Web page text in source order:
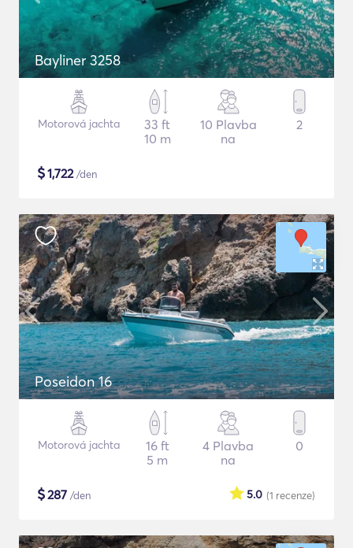
Bayliner 3258
Motorová jachta
33 ft
10 m
10 Plavba
na
2
$1,722/den
Poseidon 16
Motorová jachta
16 ft
5 m
4 Plavba
na
0
$287 /den (1 recenze)
5.0